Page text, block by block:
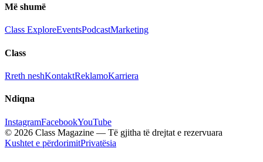
Më shumë
Class ExploreEventsPodcastMarketing
Class
Rreth neshKontaktReklamoKarriera
Ndiqna
InstagramFacebookYouTube
© 2026 Class Magazine — Të gjitha të drejtat e rezervuara
Kushtet e përdorimitPrivatësia